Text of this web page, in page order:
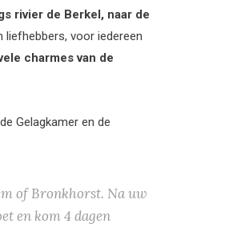
rivier de Berkel, naar de
voor iedereen
charmes van de
Gelagkamer en de
of Bronkhorst. Na uw
en kom 4 dagen